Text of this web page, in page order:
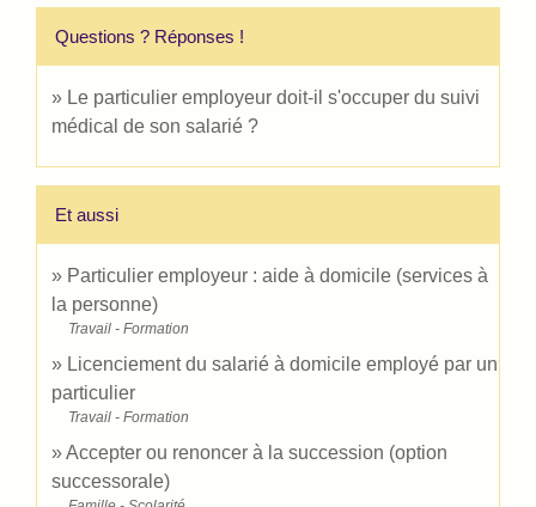
Questions ? Réponses !
Le particulier employeur doit-il s'occuper du suivi
médical de son salarié ?
Et aussi
Particulier employeur : aide à domicile (services à
la personne)
Travail - Formation
Licenciement du salarié à domicile employé par un
particulier
Travail - Formation
Accepter ou renoncer à la succession (option
successorale)